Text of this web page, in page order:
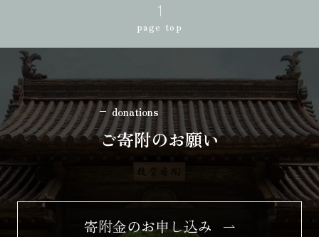
page top
donations
ご寄附のお願い
寄附金のお申し込み